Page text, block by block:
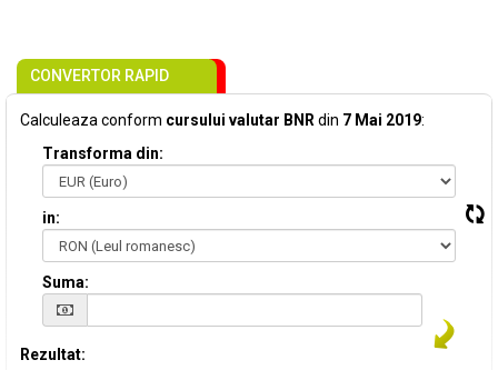
CONVERTOR RAPID
Calculeaza conform cursului valutar BNR din 7 Mai 2019:
Transforma din:
in:
Suma:
Rezultat: